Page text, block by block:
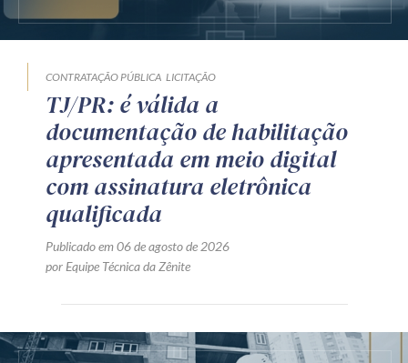
CONTRATAÇÃO PÚBLICA LICITAÇÃO
TJ/PR: é válida a
documentação de habilitação
apresentada em meio digital
com assinatura eletrônica
qualificada
Publicado em 06 de agosto de 2026
por Equipe Técnica da Zênite